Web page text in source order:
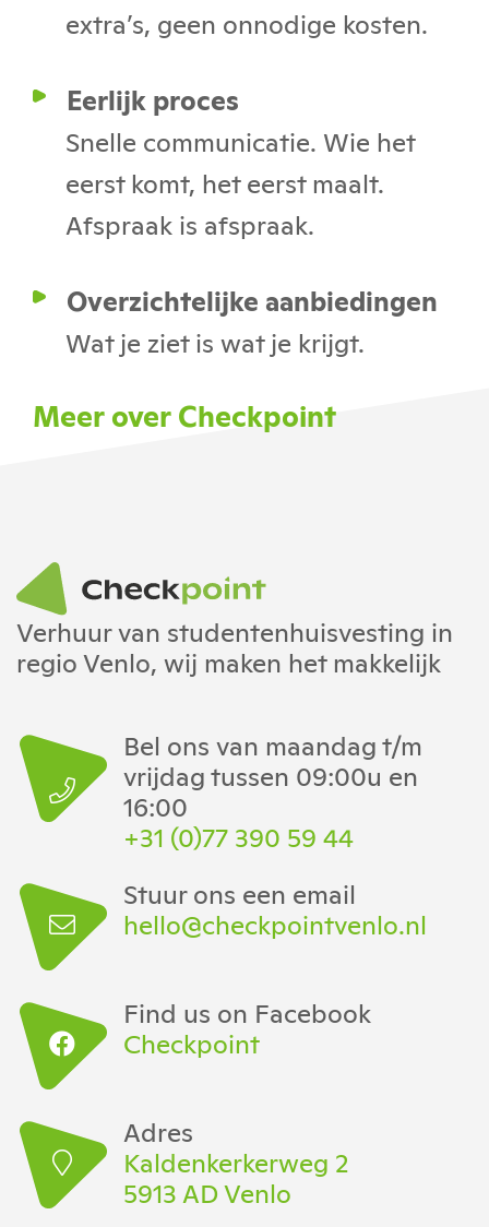
extra’s, geen onnodige kosten.
Eerlijk proces
Snelle communicatie. Wie het
eerst komt, het eerst maalt.
Afspraak is afspraak.
Overzichtelijke aanbiedingen
Wat je ziet is wat je krijgt.
Meer over Checkpoint
Verhuur van studentenhuisvesting in
regio Venlo, wij maken het makkelijk
Bel ons van maandag t/m
vrijdag tussen 09:00u en
16:00
+31 (0)77 390 59 44
Stuur ons een email
hello@checkpointvenlo.nl
Find us on Facebook
Checkpoint
Adres
Kaldenkerkerweg 2
5913 AD Venlo